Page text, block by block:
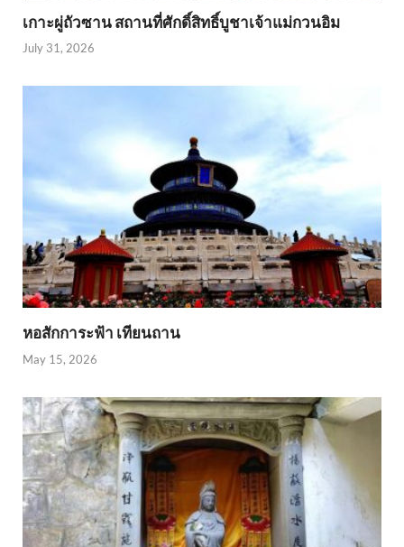
เกาะผู่ถัวซาน สถานที่ศักดิ์สิทธิ์บูชาเจ้าแม่กวนอิม
July 31, 2026
หอสักการะฟ้า เทียนถาน
May 15, 2026